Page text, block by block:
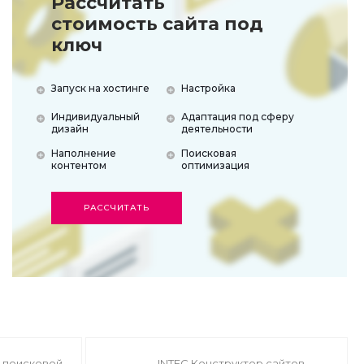
стоимость сайта под
ключ
Запуск на хостинге
Индивидуальный
дизайн
Наполнение
контентом
Настройка
Адаптация под сферу
деятельности
Поисковая
оптимизация
РАССЧИТАТЬ